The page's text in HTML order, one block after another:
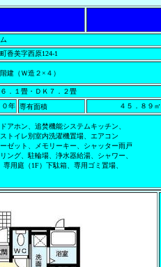
香美字西原124-1
建（Ｗ造２×４）
．１畳・ＤＫ７．２畳
０年 専有面積 ４５．８９㎡
アホン、追焚機能システムキッチン、
トイレ別室内洗濯機置場、エアコン
ゼット、メモリーキー、シャッター雨戸
ング、駐輪場、浄水器給湯、シャワー、
専用庭（1F）下駄箱、専用ゴミ置場、